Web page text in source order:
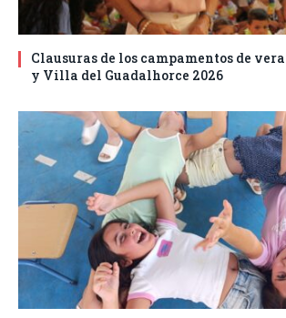
Clausuras de los campamentos de
y Villa del Guadalhorce 2026